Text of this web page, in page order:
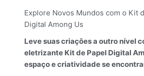
Explore Novos Mundos com o Kit
Digital Among Us
Leve suas criações a outro nível
eletrizante Kit de Papel Digital
espaço e criatividade se